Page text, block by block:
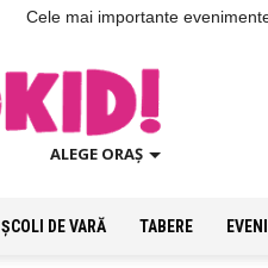
Cele mai importante
ALEGE ORAȘ
ŞCOLI DE VARĂ TABERE